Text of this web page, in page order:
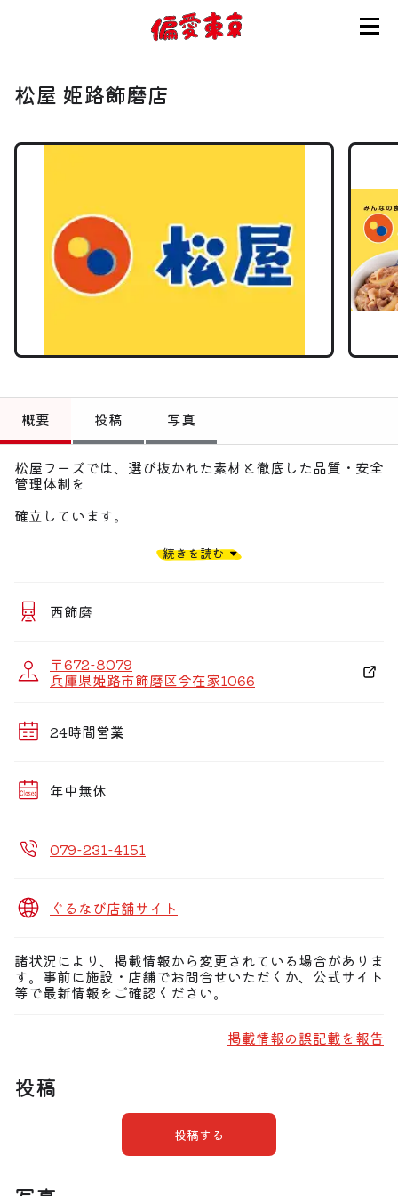
使い方
会員登録
トップ
偏愛コミュニティ
投稿
偏愛記事
偏愛スポット
松屋 姫路飾磨店
概要 投稿 写真
松屋フーズでは、選び抜かれた素材と徹底した品質・安全
管理体制を
確立しています。
身近なプライス、安全、そしておいしさ。
ハンバーグや期間限定メニューなどもラインアップ。
お客様の健康で豊かな食生活を応援しています。
続きを読む
西飾磨
〒672-8079
兵庫県姫路市飾磨区今在家1066
24時間営業
年中無休
079-231-4151
ぐるなび店舗サイト
諸状況により、掲載情報から変更されている場合がありま
す。事前に施設・店舗でお問合せいただくか、公式サイト
等で最新情報をご確認ください。
掲載情報の誤記載を報告
投稿
投稿する